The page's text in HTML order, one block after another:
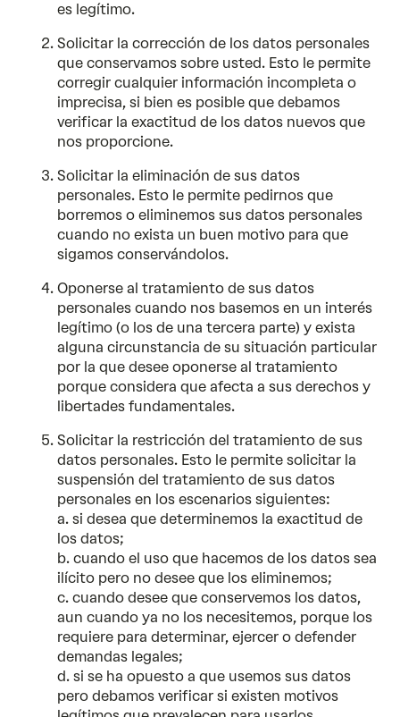
es legítimo.
Solicitar la corrección de los datos personales
que conservamos sobre usted. Esto le permite
corregir cualquier información incompleta o
imprecisa, si bien es posible que debamos
verificar la exactitud de los datos nuevos que
nos proporcione.
Solicitar la eliminación de sus datos
personales. Esto le permite pedirnos que
borremos o eliminemos sus datos personales
cuando no exista un buen motivo para que
sigamos conservándolos.
Oponerse al tratamiento de sus datos
personales cuando nos basemos en un interés
legítimo (o los de una tercera parte) y exista
alguna circunstancia de su situación particular
por la que desee oponerse al tratamiento
porque considera que afecta a sus derechos y
libertades fundamentales.
Solicitar la restricción del tratamiento de sus
datos personales. Esto le permite solicitar la
suspensión del tratamiento de sus datos
personales en los escenarios siguientes:
a. si desea que determinemos la exactitud de
los datos;
b. cuando el uso que hacemos de los datos sea
ilícito pero no desee que los eliminemos;
c. cuando desee que conservemos los datos,
aun cuando ya no los necesitemos, porque los
requiere para determinar, ejercer o defender
demandas legales;
d. si se ha opuesto a que usemos sus datos
pero debamos verificar si existen motivos